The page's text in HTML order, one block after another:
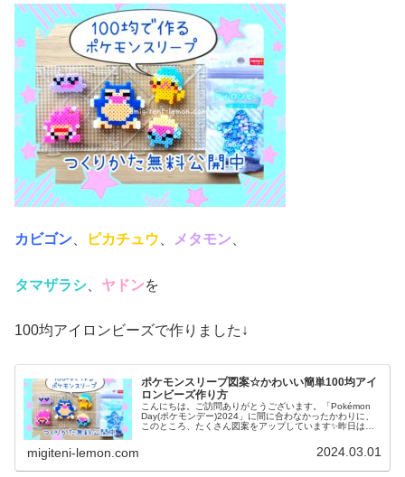
カビゴン ピカチュウ メタモン
タマザラシ ヤドンを
100均アイロンビーズで作りました↓
ポケモンスリープ図案☆かわいい簡単100均アイ
ロンビーズ作り方
こんにちは。ご訪問ありがとうございます。「Pokémon
Day(ポケモンデー)2024」に間に合わなかったかわりに、
このところ、たくさん図案をアップしています✨️昨日は、
migiteni-lemon.com 2024.03.01